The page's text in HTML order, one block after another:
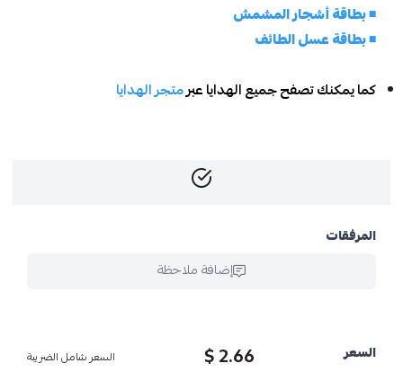
◾بطاقة أشجار المشمش
◾بطاقة عسل الطائف
كما يمكنك تصفح جميع الهدايا عبرمتجر الهدايا
المرفقات
إضافة ملاحظة
السعر 2.66 $ السعر شامل الضريبة